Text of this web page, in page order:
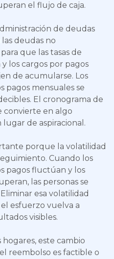
el flujo de caja.
de deudas
deudas no
que las tasas de
los cargos por pagos
de acumularse. Los
pagos mensuales se
El cronograma de
convierte en algo
de aspiracional.
porque la volatilidad
Cuando los
pagos fluctúan y los
las personas se
esa volatilidad
esfuerzo vuelva a
visibles.
hogares, este cambio
reembolso es factible o